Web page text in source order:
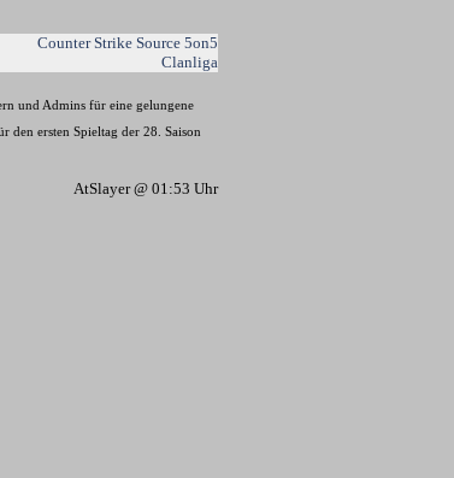
Counter Strike Source 5on5
Clanliga
und Admins für eine gelungene
den ersten Spieltag der 28. Saison
AtSlayer @ 01:53 Uhr